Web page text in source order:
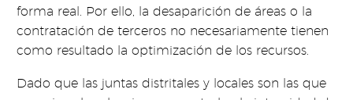
forma real. Por ello, la desaparición de áreas o la
contratación de terceros no necesariamente tienen
como resultado la optimización de los recursos.
Dado que las juntas distritales y locales son las que